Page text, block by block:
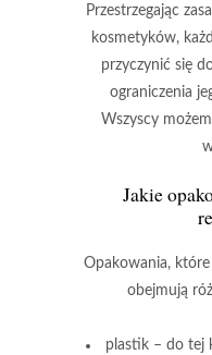
Przestrzegając
kosmetyków,
przyczynić się
ograniczenia
Wszyscy
Jakie
Opakowania,
obejmują
plastik– do tej